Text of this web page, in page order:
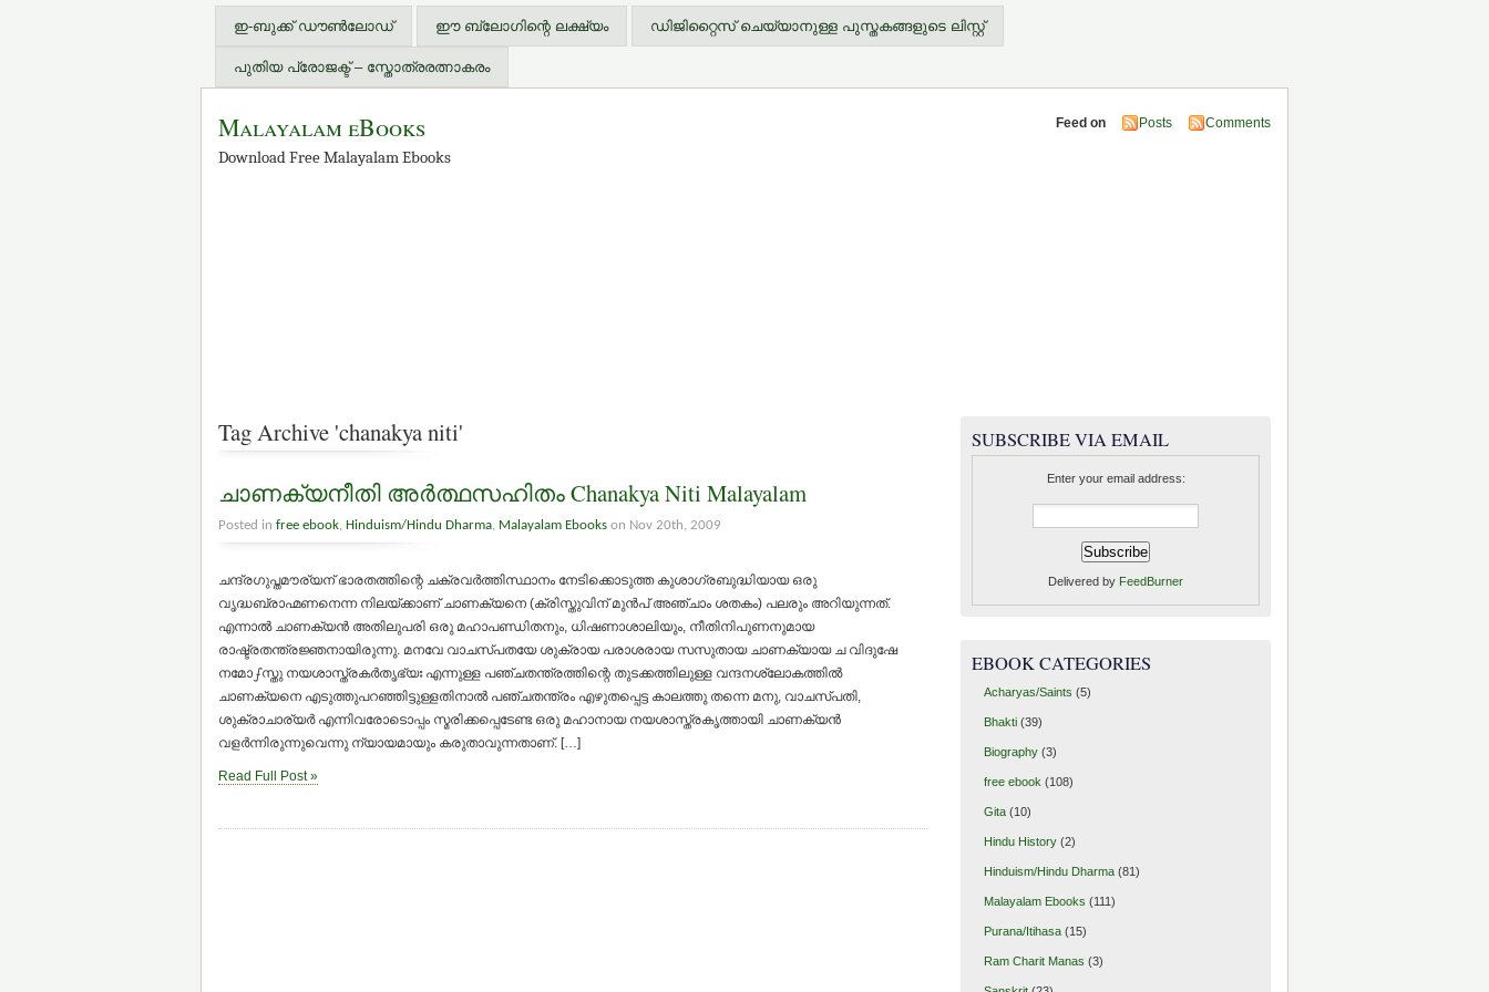
ഇ-ബുക്ക് ഡൗണ്‍ലോഡ് ഈ ബ്ലോഗിന്റെ ലക്ഷ്യം ഡിജിറ്റൈസ് ചെയ്യാനുള്ള പുസ്തകങ്ങളുടെ ലിസ്റ്റ്
പുതിയ പ്രോജക്ട് – സ്തോത്രരത്നാകരം
Malayalam eBooks
Download Free Malayalam Ebooks
Feed on Posts Comments
Tag Archive 'chanakya niti'
ചാണക്യനീതി അര്‍ത്ഥസഹിതം Chanakya Niti Malayalam
Posted in free ebook, Hinduism/Hindu Dharma, Malayalam Ebooks on Nov 20th, 2009
ചന്ദ്രഗുപ്തമൗര്യന് ഭാരതത്തിന്റെ ചക്രവര്‍ത്തിസ്ഥാനം നേടിക്കൊടുത്ത കുശാഗ്രബുദ്ധിയായ ഒരു
വൃദ്ധബ്രാഹ്മണനെന്ന നിലയ്ക്കാണ് ചാണക്യനെ (ക്രിസ്തുവിന് മുന്‍പ് അഞ്ചാം ശതകം) പലരും അറിയുന്നത്.
എന്നാല്‍ ചാണക്യന്‍ അതിലുപരി ഒരു മഹാപണ്ഡിതനും, ധിഷണാശാലിയും, നീതിനിപുണനുമായ
രാഷ്ട്രതന്ത്രജ്ഞനായിരുന്നു. മനവേ വാചസ്പതയേ ശുക്രായ പരാശരായ സസുതായ ചാണക്യായ ച വിദുഷേ
നമോഽസ്തു നയശാസ്ത്രകര്‍തൃഭ്യഃ എന്നുള്ള പഞ്ചതന്ത്രത്തിന്റെ തുടക്കത്തിലുള്ള വന്ദനശ്ലോകത്തില്‍
ചാണക്യനെ എടുത്തുപറഞ്ഞിട്ടുള്ളതിനാല്‍ പഞ്ചതന്ത്രം എഴുതപ്പെട്ട കാലത്തു തന്നെ മനു, വാചസ്പതി,
ശുക്രാചാര്യര്‍ എന്നിവരോടൊപ്പം സ്മരിക്കപ്പെടേണ്ട ഒരു മഹാനായ നയശാസ്ത്രകൃത്തായി ചാണക്യന്‍
വളര്‍ന്നിരുന്നുവെന്നു ന്യായമായും കരുതാവുന്നതാണ്. […]
Read Full Post »
SUBSCRIBE VIA EMAIL
Enter your email address:
Delivered by FeedBurner
EBOOK CATEGORIES
Acharyas/Saints (5)
Bhakti(39)
Biography(3)
free ebook (108)
Gita(10)
Hindu History(2)
Hinduism/Hindu Dharma(81)
Malayalam Ebooks (111)
Purana/Itihasa(15)
Ram Charit Manas (3)